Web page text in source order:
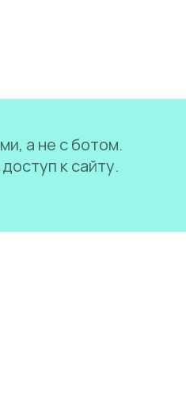
а не с ботом.
к сайту.